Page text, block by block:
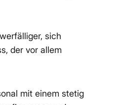
sich
der vor allem
mit einem stetig